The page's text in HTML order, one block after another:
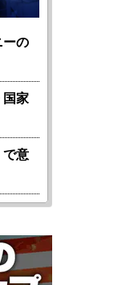
ーの
国家
で意